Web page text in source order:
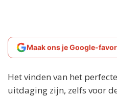
Maak ons je Google-
Het vinden van het perfecte
uitdaging zijn, zelfs voor